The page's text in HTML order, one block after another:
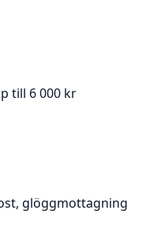
till 6 000 kr
glöggmottagning